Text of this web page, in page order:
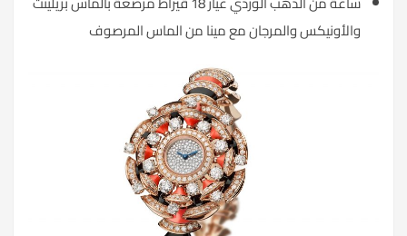
والأونيكس والمرجان مع مينا من الماس المرصوف